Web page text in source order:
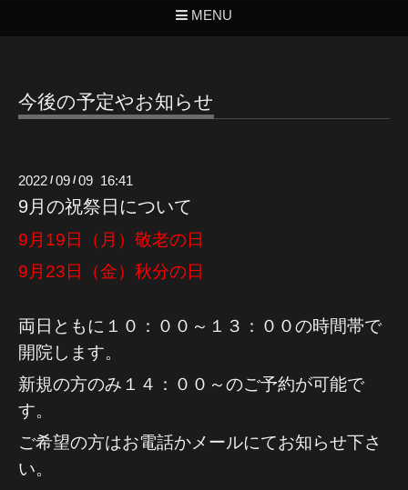
MENU
今後の予定やお知らせ
2022 /09 /09 16:41
9月の祝祭日について
9月19日（月）敬老の日
9月23日（金）秋分の日
両日ともに１０：００～１３：００の時間帯で
開院します。
新規の方のみ１４：００～のご予約が可能で
す。
ご希望の方はお電話かメールにてお知らせ下さ
い。